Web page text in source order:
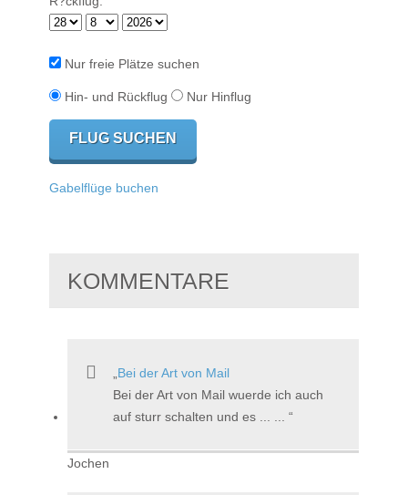
Nur freie Plätze suchen
Hin- und Rückflug Nur Hinflug
Gabelflüge buchen
KOMMENTARE
Bei der Art von Mail
Bei der Art von Mail wuerde ich auch
auf sturr schalten und es ... ...
Jochen